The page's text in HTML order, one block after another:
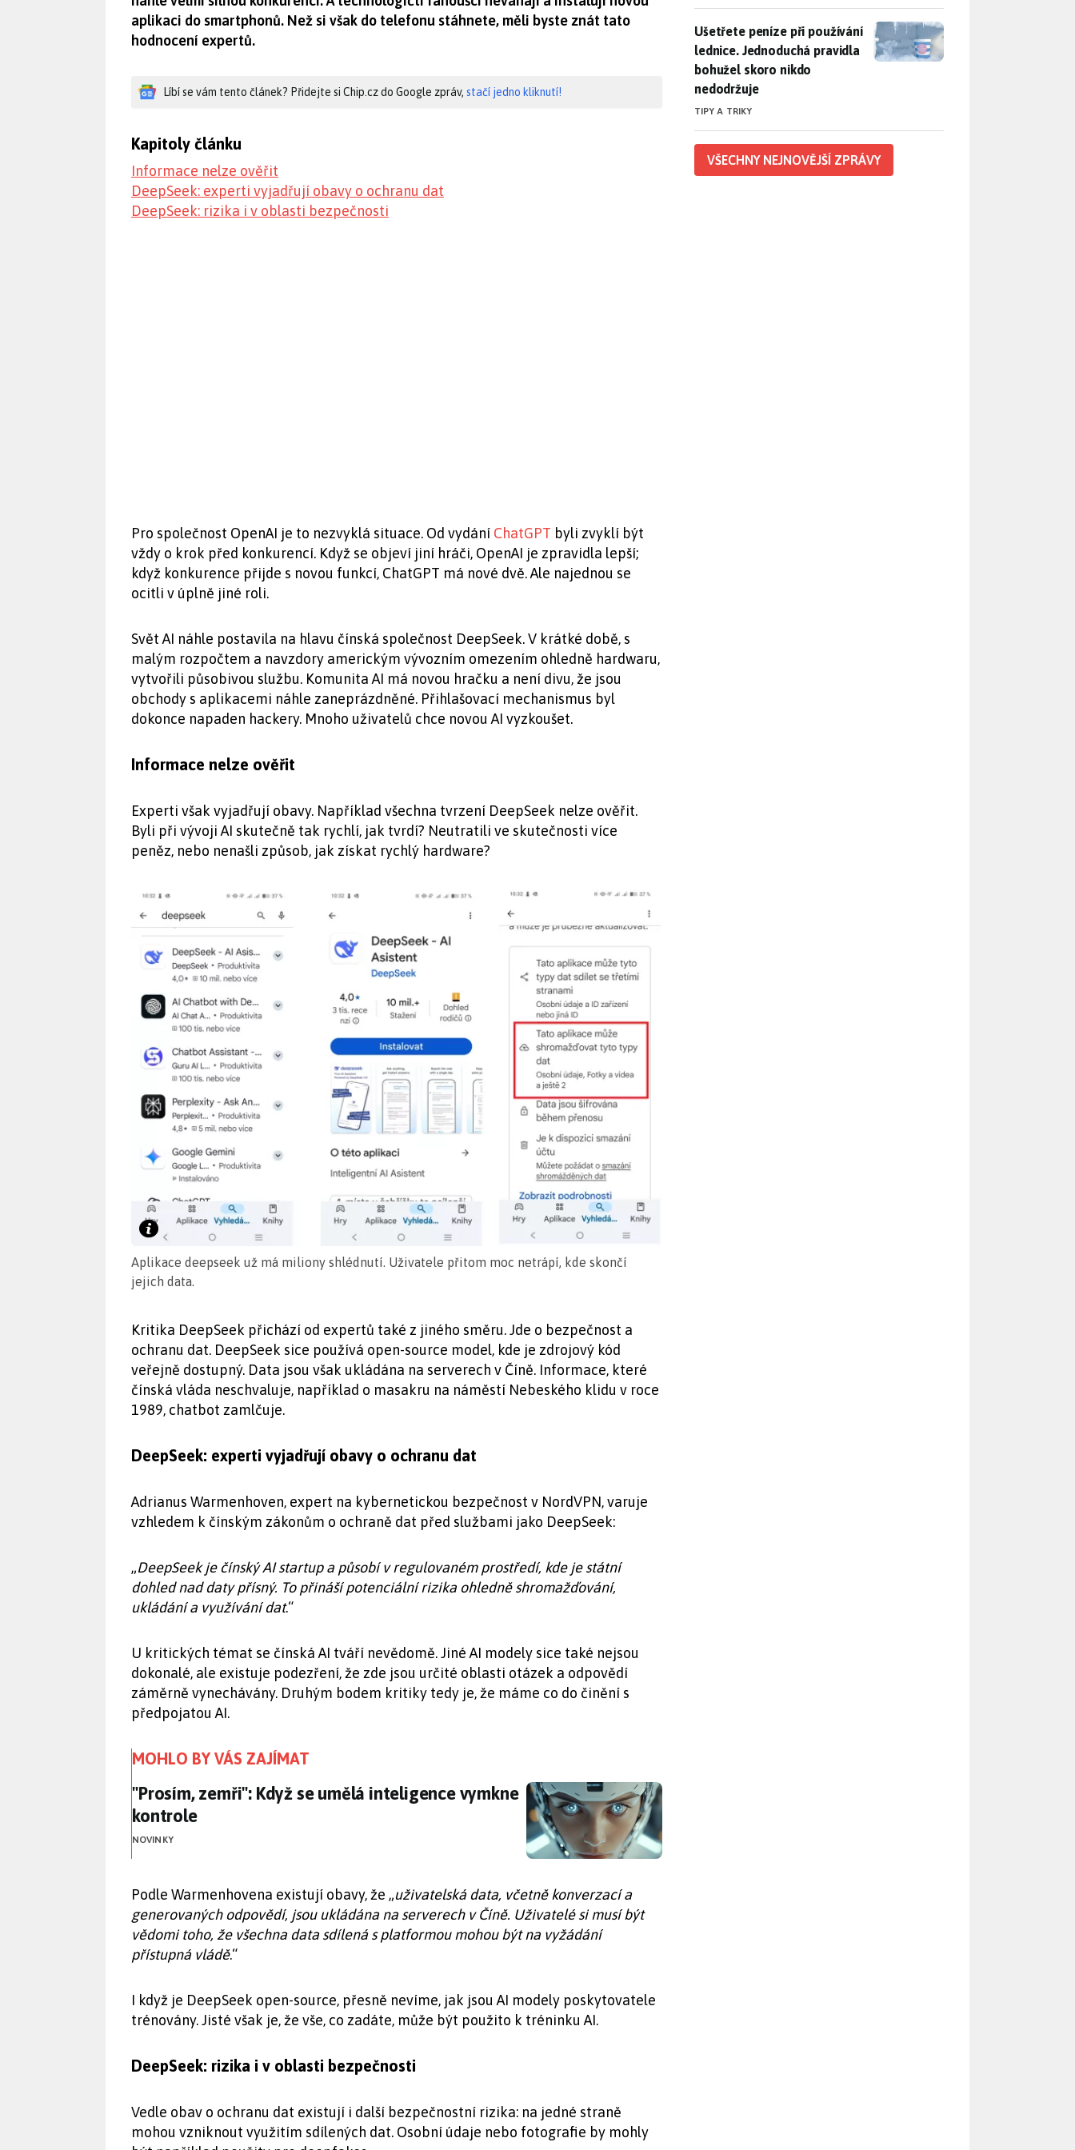
aplikaci do smartphonů. Než si však do telefonu stáhnete, měli byste znát tato
hodnocení expertů.
Líbí se vám tento článek? Přidejte si Chip.cz do Google zpráv, stačí jedno kliknutí!
Kapitoly článku
Informace nelze ověřit
DeepSeek: experti vyjadřují obavy o ochranu dat
DeepSeek: rizika i v oblasti bezpečnosti
Pro společnost OpenAI je to nezvyklá situace. Od vydání ChatGPT byli zvyklí být
vždy o krok před konkurencí. Když se objeví jiní hráči, OpenAI je zpravidla lepší;
když konkurence přijde s novou funkcí, ChatGPT má nové dvě. Ale najednou se
ocitli v úplně jiné roli.
Svět AI náhle postavila na hlavu čínská společnost DeepSeek. V krátké době, s
malým rozpočtem a navzdory americkým vývozním omezením ohledně hardwaru,
vytvořili působivou službu. Komunita AI má novou hračku a není divu, že jsou
obchody s aplikacemi náhle zaneprázdněné. Přihlašovací mechanismus byl
dokonce napaden hackery. Mnoho uživatelů chce novou AI vyzkoušet.
Informace nelze ověřit
Experti však vyjadřují obavy. Například všechna tvrzení DeepSeek nelze ověřit.
Byli při vývoji AI skutečně tak rychlí, jak tvrdí? Neutratili ve skutečnosti více
peněz, nebo nenašli způsob, jak získat rychlý hardware?
Aplikace deepseek už má miliony shlédnutí. Uživatele přitom moc netrápí, kde skončí
jejich data.
Kritika DeepSeek přichází od expertů také z jiného směru. Jde o bezpečnost a
ochranu dat. DeepSeek sice používá open-source model, kde je zdrojový kód
veřejně dostupný. Data jsou však ukládána na serverech v Číně. Informace, které
čínská vláda neschvaluje, například o masakru na náměstí Nebeského klidu v roce
1989, chatbot zamlčuje.
DeepSeek: experti vyjadřují obavy o ochranu dat
Adrianus Warmenhoven, expert na kybernetickou bezpečnost v NordVPN, varuje
vzhledem k čínským zákonům o ochraně dat před službami jako DeepSeek:
„DeepSeek je čínský AI startup a působí v regulovaném prostředí, kde je státní
dohled nad daty přísný. To přináší potenciální rizika ohledně shromažďování,
ukládání a využívání dat.“
U kritických témat se čínská AI tváří nevědomě. Jiné AI modely sice také nejsou
dokonalé, ale existuje podezření, že zde jsou určité oblasti otázek a odpovědí
záměrně vynechávány. Druhým bodem kritiky tedy je, že máme co do činění s
předpojatou AI.
MOHLO BY VÁS ZAJÍMAT
"Prosím, zemři": Když se umělá inteligence vymkne kontrole
"Prosím, zemři": Když se umělá inteligence vymkne
kontrole
NOVINKY
Podle Warmenhovena existují obavy, že „uživatelská data, včetně konverzací a
generovaných odpovědí, jsou ukládána na serverech v Číně. Uživatelé si musí být
vědomi toho, že všechna data sdílená s platformou mohou být na vyžádání
přístupná vládě.“
I když je DeepSeek open-source, přesně nevíme, jak jsou AI modely poskytovatele
trénovány. Jisté však je, že vše, co zadáte, může být použito k tréninku AI.
DeepSeek: rizika i v oblasti bezpečnosti
Vedle obav o ochranu dat existují i další bezpečnostní rizika: na jedné straně
mohou vzniknout využitím sdílených dat. Osobní údaje nebo fotografie by mohly
Ušetřete peníze při používání lednice. Jednoduchá pravidla
Ušetřete peníze při používání
lednice. Jednoduchá pravidla
bohužel skoro nikdo
nedodržuje
TIPY A TRIKY
VŠECHNY NEJNOVĚJŠÍ ZPRÁVY